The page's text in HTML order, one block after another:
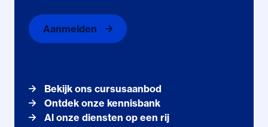
Aanmelden
Bekijk ons cursusaanbod
Ontdek onze kennisbank
Al onze diensten op een rij